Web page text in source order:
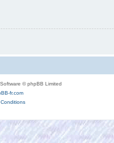
© phpBB Limited
fr.com
Conditions